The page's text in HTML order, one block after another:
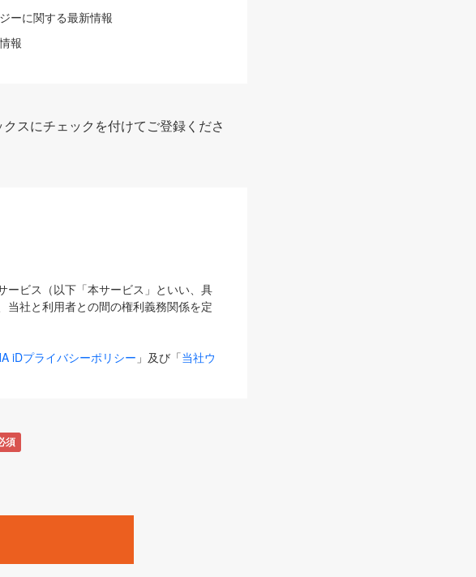
ーに関する最新情報
報
スにチェックを付けてご登録くださ
ービス（以下「本サービス」といい、具
社と利用者との間の権利義務関係を定
iDプライバシーポリシー 」及び「当社ウ
更された場合、変更後のサービスを含
ペーンをいいます。
「ECzine」「Biz/Zine」「HRzine」
須